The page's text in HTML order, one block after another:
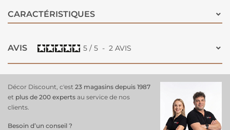
CARACTÉRISTIQUES
AVIS 5 / 5 - 2 AVIS
Décor Discount, c'est 23 magasins depuis 1987
et plus de 200 experts au service de nos
clients.
Besoin d’un conseil ?